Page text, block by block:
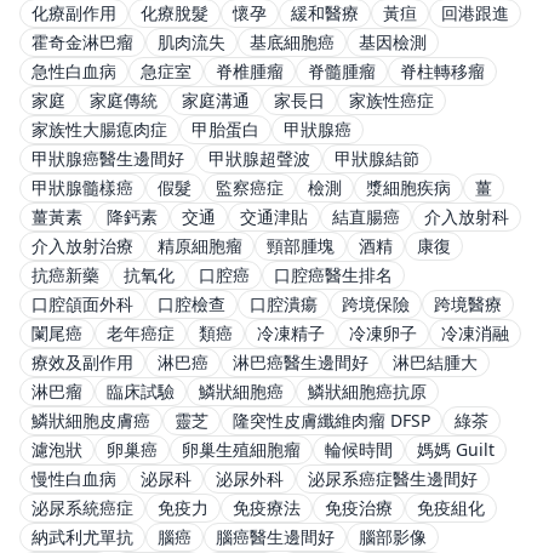
化療副作用
化療脫髮 懷孕 緩和醫療 黃疸
回港跟進
霍奇金淋巴瘤
肌肉流失 基底細胞癌
基因檢測
急性白血病
急症室 脊椎腫瘤 脊髓腫瘤
脊柱轉移瘤
家庭
家庭傳統 家庭溝通 家長日
家族性癌症
家族性大腸瘜肉症
甲胎蛋白
甲狀腺癌
甲狀腺癌醫生邊間好
甲狀腺超聲波
甲狀腺結節
甲狀腺髓樣癌
假髮 監察癌症 檢測 漿細胞疾病
薑
薑黃素
降鈣素 交通 交通津貼 結直腸癌
介入放射科
介入放射治療
精原細胞瘤 頸部腫塊 酒精
康復
抗癌新藥
抗氧化 口腔癌
口腔癌醫生排名
口腔頜面外科
口腔檢查 口腔潰瘍 跨境保險
跨境醫療
闌尾癌
老年癌症 類癌 冷凍精子 冷凍卵子
冷凍消融
療效及副作用
淋巴癌 淋巴癌醫生邊間好
淋巴結腫大
淋巴瘤
臨床試驗 鱗狀細胞癌
鱗狀細胞癌抗原
鱗狀細胞皮膚癌
靈芝 隆突性皮膚纖維肉瘤 DFSP
綠茶
濾泡狀
卵巢癌 卵巢生殖細胞瘤 輪候時間
媽媽 Guilt
慢性白血病
泌尿科 泌尿外科
泌尿系癌症醫生邊間好
泌尿系統癌症
免疫力 免疫療法 免疫治療
免疫組化
納武利尤單抗
腦癌 腦癌醫生邊間好
腦部影像